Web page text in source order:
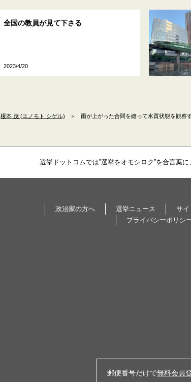
全国の教員が見て下さる
2023/4/20
榎本 茂 (エノモト シゲル) ＞ 雨が上がった合間を縫って水質状態を観察
選挙ドットコムでは”選挙をオモシロク”を合言葉
政治家の方へ 選挙ニュース サイ
プライバシーポリシ
郵便番号だけで無料会員